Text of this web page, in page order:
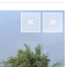
पुलिस की लगातार सख्ती
पर केस दर्ज, फरार;
पर फिर उठे सवाल